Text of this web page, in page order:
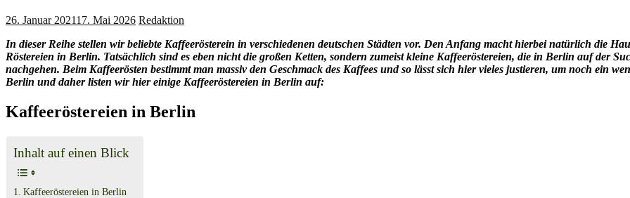
26. Januar 202117. Mai 2026 Redaktion
In dieser Reihe stellen wir beliebte Kaffeerösterein in verschiedenen deutschen Städten vor. Den Anfang macht hierbei natürlich die
Röstereien in Berlin. Tatsächlich sind es eben nicht die großen Ketten, sondern zumeist kleine Kaffeeröstereien, die in Berlin auf der
nachgehen. Beim Kaffeerösten bestimmt man massiv den Geschmack des Kaffees und so lässt sich hier vieles justieren, um noch ein
Berlin und daher listen wir hier einige Kaffeeröstereien in Berlin auf:
Kaffeeröstereien in Berlin
Inhalt auf einen Blick
Kaffeeröstereien in Berlin